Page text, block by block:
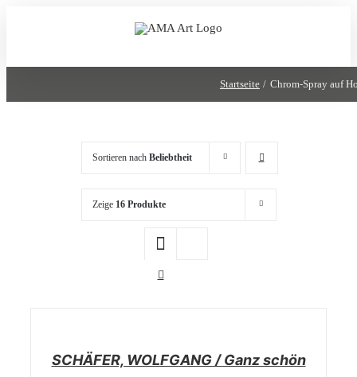
Startseite Chrom-Spray auf
Sortieren nach Beliebtheit
Zeige 16 Produkte
SCHÄFER, WOLFGANG / Ganz schön